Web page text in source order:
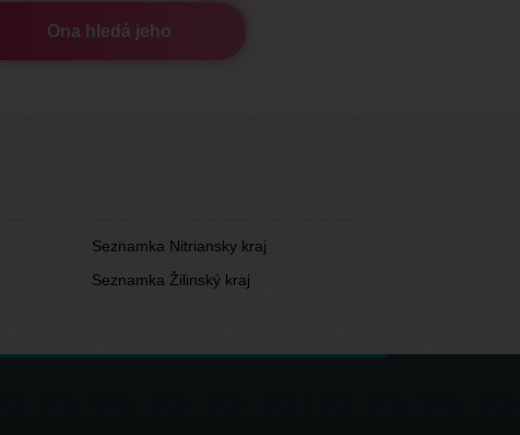
Ona hledá jeho
Seznamka Nitriansky kraj
Seznamka Žilinský kraj